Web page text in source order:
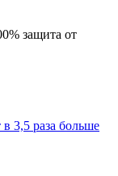
защита от
3,5 раза больше